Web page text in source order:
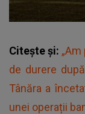
Citește și:
de durere
Tânăra a
unei operații